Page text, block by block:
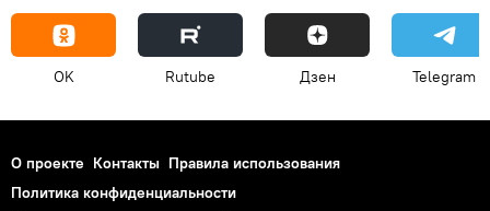
OK Rutube Дзен Telegram
О проекте Контакты Правила использования
Политика конфиденциальности